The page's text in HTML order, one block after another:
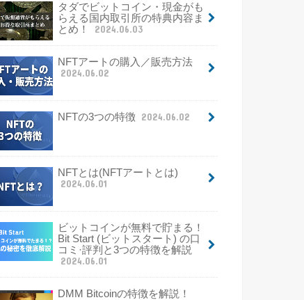
タダでビットコイン・現金がも
らえる国内取引所の特典内容ま
とめ！
2024.06.03
NFTアートの購入／販売方法
2024.06.02
NFTの3つの特徴 2024.06.02
NFTとは(NFTアートとは)
2024.06.01
ビットコインが無料で貯まる！
Bit Start (ビットスタート) の口
コミ·評判と3つの特徴を解説
2024.06.01
DMM Bitcoinの特徴を解説！